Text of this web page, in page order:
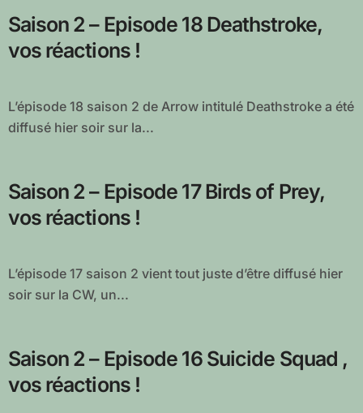
Saison 2 – Episode 18 Deathstroke,
vos réactions !
L’épisode 18 saison 2 de Arrow intitulé Deathstroke a été
diffusé hier soir sur la...
Saison 2 – Episode 17 Birds of Prey,
vos réactions !
L’épisode 17 saison 2 vient tout juste d’être diffusé hier
soir sur la CW, un...
Saison 2 – Episode 16 Suicide Squad ,
vos réactions !